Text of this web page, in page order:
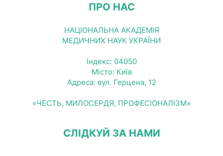
ПРО НАС
НАЦІОНАЛЬНА АКАДЕМІЯ
МЕДИЧНИХ НАУК УКРАЇНИ
Індекс: 04050
Місто: Київ
Адреса: вул. Герцена, 12
«ЧЕСТЬ, МИЛОСЕРДЯ, ПРОФЕСІОНАЛІЗМ»
СЛІДКУЙ ЗА НАМИ